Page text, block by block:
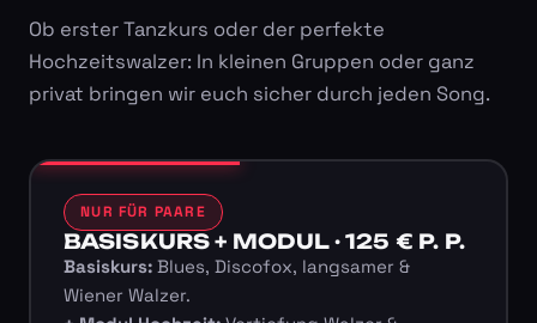
Ob erster Tanzkurs oder der perfekte
Hochzeitswalzer: In kleinen Gruppen oder ganz
privat bringen wir euch sicher durch jeden Song.
NUR FÜR PAARE
BASISKURS + MODUL · 125 € P. P.
Basiskurs:Blues, Discofox, langsamer &
Wiener Walzer.